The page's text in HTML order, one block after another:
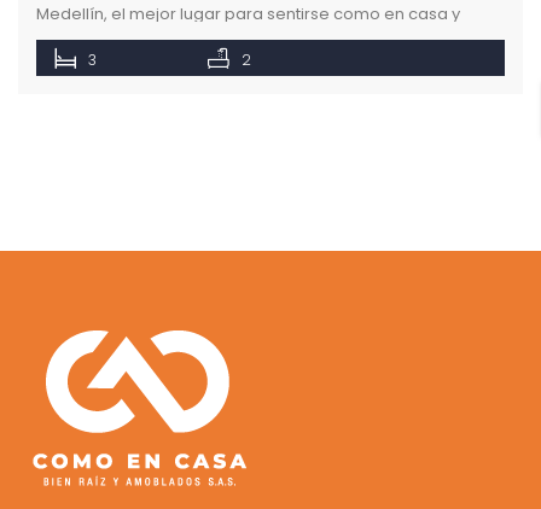
Medellín, el mejor lugar para sentirse como en casa y
disfrutar tus mejores momentos.
3 2